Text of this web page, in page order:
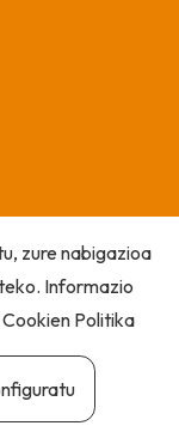
zure nabigazioa
Informazio
Cookien Politika